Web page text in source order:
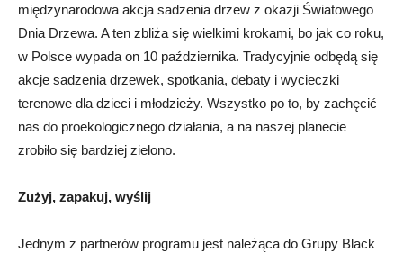
międzynarodowa akcja sadzenia drzew z okazji Światowego
Dnia Drzewa. A ten zbliża się wielkimi krokami, bo jak co roku,
w Polsce wypada on 10 października. Tradycyjnie odbędą się
akcje sadzenia drzewek, spotkania, debaty i wycieczki
terenowe dla dzieci i młodzieży. Wszystko po to, by zachęcić
nas do proekologicznego działania, a na naszej planecie
zrobiło się bardziej zielono.
Zużyj, zapakuj, wyślij
Jednym z partnerów programu jest należąca do Grupy Black